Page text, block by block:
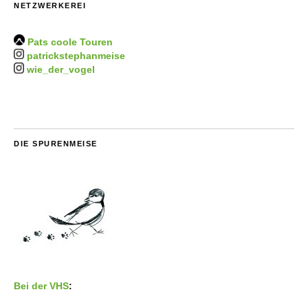
NETZWERKEREI
Pats coole Touren
patrickstephanmeise
wie_der_vogel
DIE SPURENMEISE
Bei der VHS: